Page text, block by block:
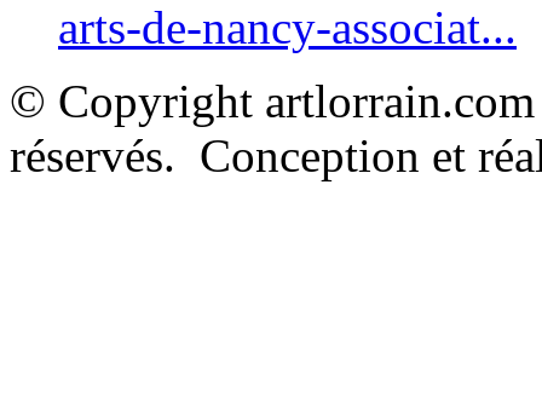
arts-de-nancy-associat...
© Copyright
réservés. Conception et